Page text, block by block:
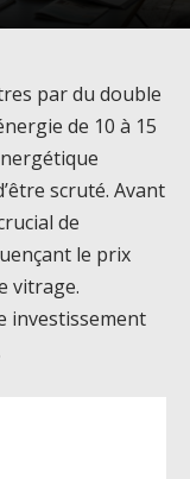
par du double
de 10 à 15
scruté. Avant
de
le prix
vitrage.
investissement